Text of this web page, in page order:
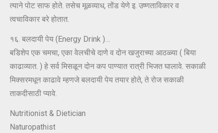
त्याने पोट साफ होते. तसेच मूळव्याध, तोंड येणे इ. उष्णताविकार व
त्वचाविकार बरे होतात.
१६. बलदायी पेय (Energy Drink )…
बडिशेप एक चमचा, एका वेलचीचे दाणे व दोन खजुराच्या आठळ्या ( बिया
काढाव्यात. ) हे सर्व मिसळून दोन कप पाण्यात रात्री भिजत घालावे. सकाळी
मिक्सरमधून काढावे म्हणजे बलदायी पेय तयार होते, ते रोज सकाळी
ताकदीसाठी प्यावे.
Nutritionist & Dietician
Naturopathist